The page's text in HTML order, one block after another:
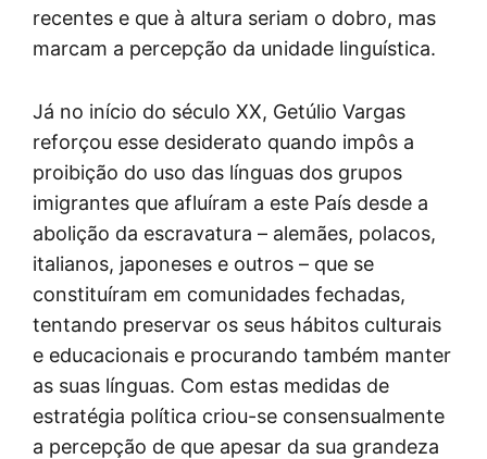
recentes e que à altura seriam o dobro, mas
marcam a percepção da unidade linguística.
Já no início do século XX, Getúlio Vargas
reforçou esse desiderato quando impôs a
proibição do uso das línguas dos grupos
imigrantes que afluíram a este País desde a
abolição da escravatura – alemães, polacos,
italianos, japoneses e outros – que se
constituíram em comunidades fechadas,
tentando preservar os seus hábitos culturais
e educacionais e procurando também manter
as suas línguas. Com estas medidas de
estratégia política criou-se consensualmente
a percepção de que apesar da sua grandeza